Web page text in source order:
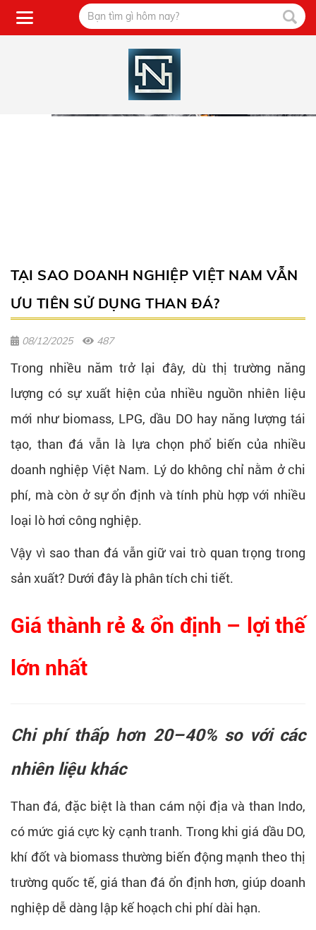
TẠI SAO DOANH NGHIỆP VIỆT NAM VẪN
ƯU TIÊN SỬ DỤNG THAN ĐÁ?
08/12/2025 487
Trong nhiều năm trở lại đây, dù thị trường năng
lượng có sự xuất hiện của nhiều nguồn nhiên liệu
mới như biomass, LPG, dầu DO hay năng lượng tái
tạo, than đá vẫn là lựa chọn phổ biến của nhiều
doanh nghiệp Việt Nam. Lý do không chỉ nằm ở chi
phí, mà còn ở sự ổn định và tính phù hợp với nhiều
loại lò hơi công nghiệp.
Vậy vì sao than đá vẫn giữ vai trò quan trọng trong
sản xuất? Dưới đây là phân tích chi tiết.
Giá thành rẻ & ổn định – lợi thế
lớn nhất
Chi phí thấp hơn 20–40% so với các
nhiên liệu khác
Than đá, đặc biệt là than cám nội địa và than Indo,
có mức giá cực kỳ cạnh tranh. Trong khi giá dầu DO,
khí đốt và biomass thường biến động mạnh theo thị
trường quốc tế, giá than đá ổn định hơn, giúp doanh
nghiệp dễ dàng lập kế hoạch chi phí dài hạn.